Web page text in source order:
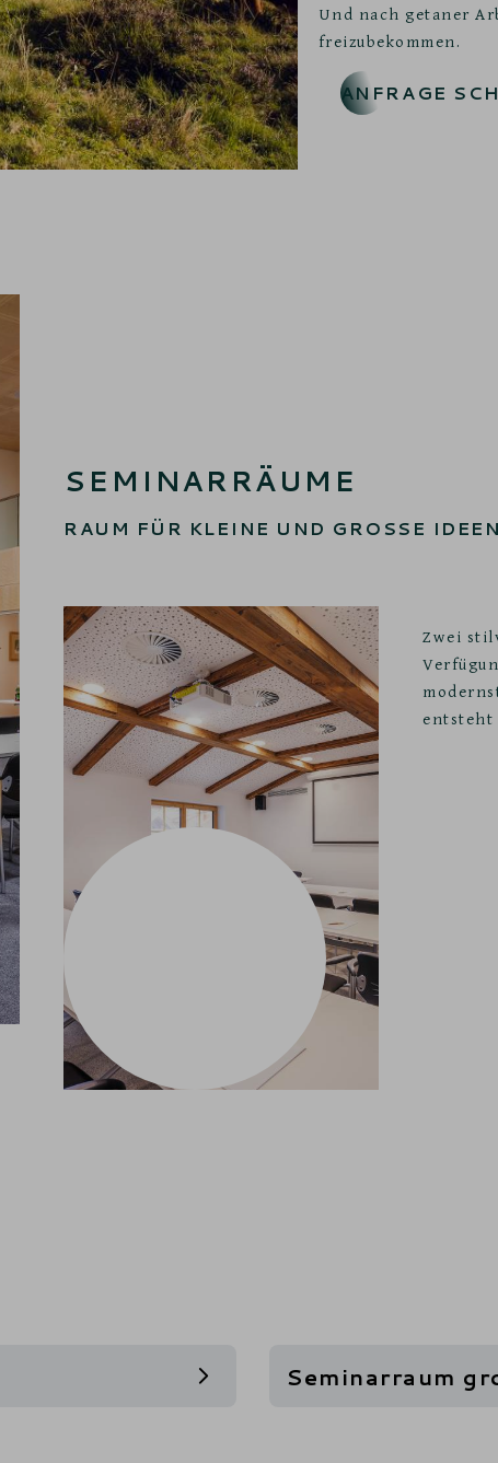
Und nach getaner
freizubekommen.
ANFRAGE
SEMINARRÄUME
RAUM FÜR KLEINE UND GROSSE IDEEN
Zwei
Seminarraum